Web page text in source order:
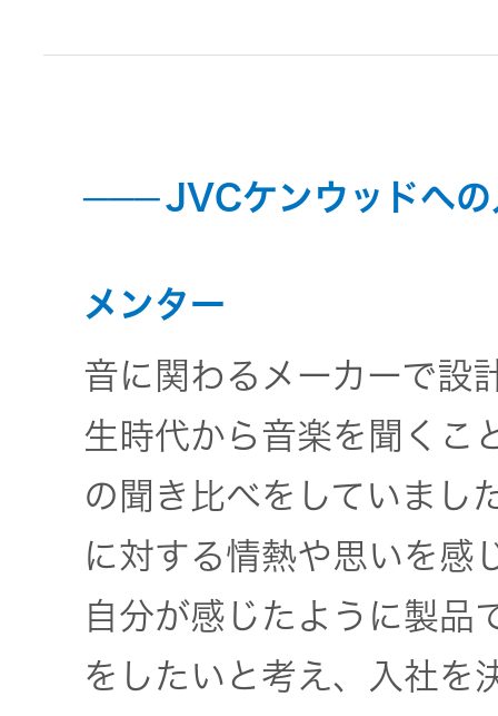
ビ、ドラ
イブレコ
ーダー、
カーオー
ディオ)
オーディ
オ
無線通信
事業等のリ
リスクマネ
ジメント
沿革
マルチステ
ークホルダ
ー方針
トップ
ニュースリ
リース
資本市場と
や株価を意
み
事業概要
IRポリシー
アナリスト
一覧
よくあるご
質問
ビリティJVCケンウッドへ
メンター
音に関わるメーカーで設
生時代から音楽を聞くこ
の聞き比べをしていまし
に対する情熱や思いを感
自分が感じたように製品
をしたいと考え、入社を